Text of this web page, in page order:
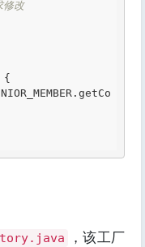
改
{
，该工厂